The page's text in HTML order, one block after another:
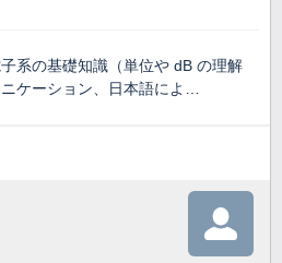
系の基礎知識（単位や dB の理解
ケーション、日本語によ…